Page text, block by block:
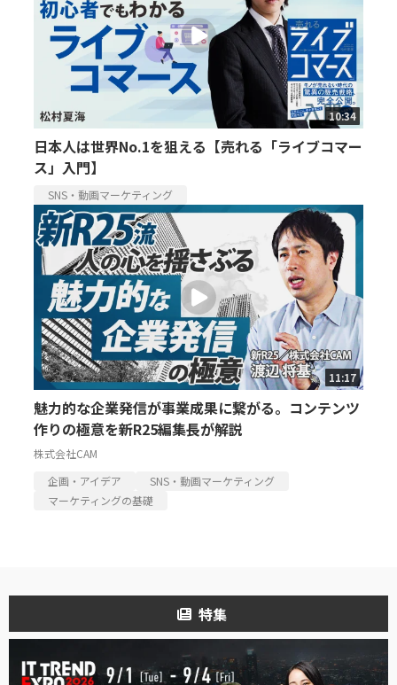
10:34
日本人は世界No.1を狙える【売れる「ライブコマー
ス」入門】
SNS・動画マーケティング
11:17
魅力的な企業発信が事業成果に繋がる。コンテンツ
作りの極意を新R25編集長が解説
株式会社CAM
企画・アイデア
SNS・動画マーケティング
マーケティングの基礎
特集